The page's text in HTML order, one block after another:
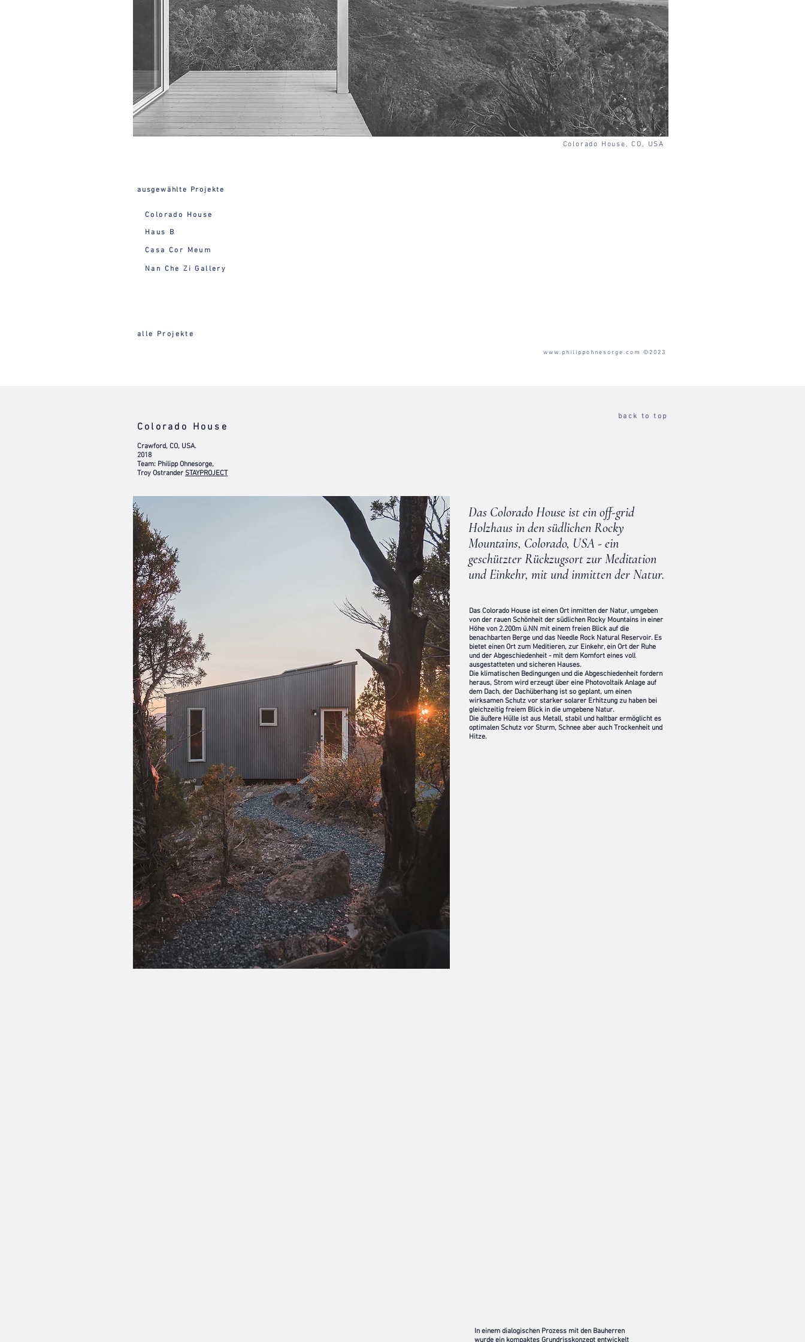
Colorado House, CO, USA
ausgewählte Projekte
Colorado House
Haus B
Casa Cor Meum
Nan Che Zi Gallery
alle Projekte
www.philippohnesorge.com ©2023
Colorado House
Crawford, CO, USA.
2018
Team: Philipp Ohnesorge,
Troy Ostrander STAYPROJECT
Das Colorado House ist einen Ort inmitten der Natur, umgeben
von der rauen Schönheit der südlichen Rocky Mountains in einer
Höhe von 2.200m ü.NN mit einem freien Blick auf die
benachbarten Berge und das Needle Rock Natural Reservoir. Es
bietet einen Ort zum Meditieren, zur Einkehr, ein Ort der Ruhe
und der Abgeschiedenheit - mit dem Komfort eines voll
ausgestatteten und sicheren Hauses.
Die klimatischen Bedingungen und die Abgeschiedenheit fordern
heraus, Strom wird erzeugt über eine Photovoltaik Anlage auf
dem Dach, der Dachüberhang ist so geplant, um einen
wirksamen Schutz vor starker solarer Erhitzung zu haben bei
gleichzeitig freiem Blick in die umgebene Natur.
Die äußere Hülle ist aus Metall, stabil und haltbar ermöglicht es
optimalen Schutz vor Sturm, Schnee aber auch Trockenheit und
Hitze.
back to top
Das Colorado House ist ein off-grid
Holzhaus in den südlichen Rocky
Mountains, Colorado, USA - ein
geschützter Rückzugsort zur Meditation
und Einkehr, mit und inmitten der Natur.
In einem dialogischen Prozess mit den Bauherren
wurde ein kompaktes Grundrisskonzept entwickelt